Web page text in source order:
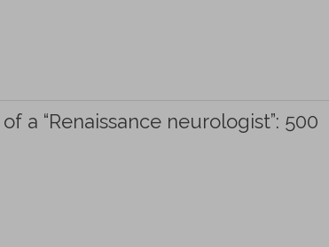
a “Renaissance neurologist”: 500